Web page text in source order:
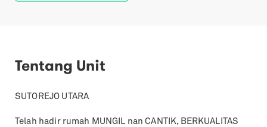
Tentang Unit
SUTOREJO UTARA
Telah hadir rumah MUNGIL nan CANTIK, BERKUALITAS